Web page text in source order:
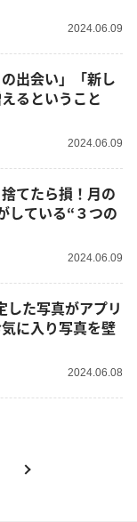
2024.06.09
出会い」「新し
るということ
2024.06.09
てたら損！月の
している“３つの
2024.06.09
した写真がアプリ
に入り写真を壁
2024.06.08